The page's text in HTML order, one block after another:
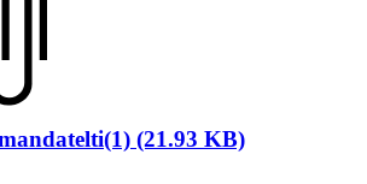
(21.93 KB)